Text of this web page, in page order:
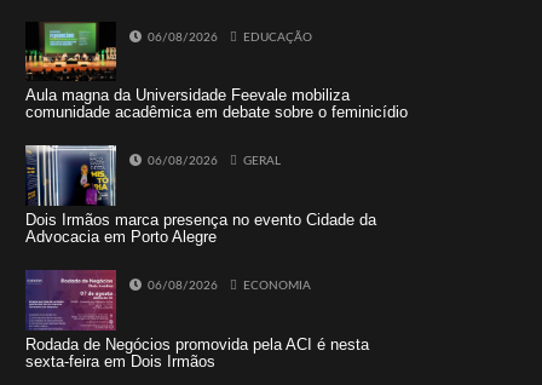
06/08/2026 EDUCAÇÃO
Aula magna da Universidade Feevale mobiliza
comunidade acadêmica em debate sobre o feminicídio
06/08/2026 GERAL
Dois Irmãos marca presença no evento Cidade da
Advocacia em Porto Alegre
06/08/2026 ECONOMIA
Rodada de Negócios promovida pela ACI é nesta
sexta-feira em Dois Irmãos